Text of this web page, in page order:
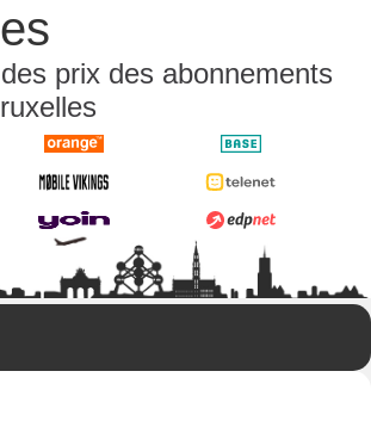
prix des abonnements